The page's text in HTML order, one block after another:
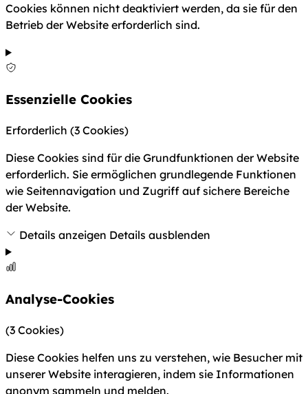
Cookies können nicht deaktiviert werden, da sie für den
Betrieb der Website erforderlich sind.
Essenzielle Cookies
Erforderlich (3 Cookies)
Diese Cookies sind für die Grundfunktionen der Website
erforderlich. Sie ermöglichen grundlegende Funktionen
wie Seitennavigation und Zugriff auf sichere Bereiche
der Website.
Details anzeigen Details ausblenden
Analyse-Cookies
(3 Cookies)
Diese Cookies helfen uns zu verstehen, wie Besucher mit
unserer Website interagieren, indem sie Informationen
anonym sammeln und melden.